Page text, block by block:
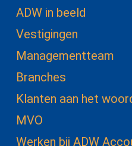
ADW in beeld
Vestigingen
Managementteam
Branches
Klanten aan het
MVO
Werken bij ADW